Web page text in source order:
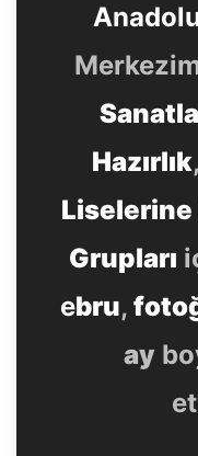
Hazırlık,
Liselerine
Grupları
ebru,
ay